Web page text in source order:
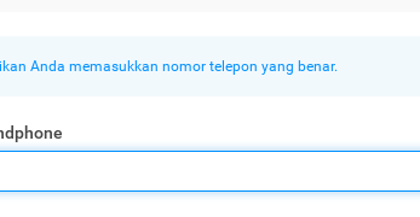
Anda memasukkan nomor telepon yang benar.